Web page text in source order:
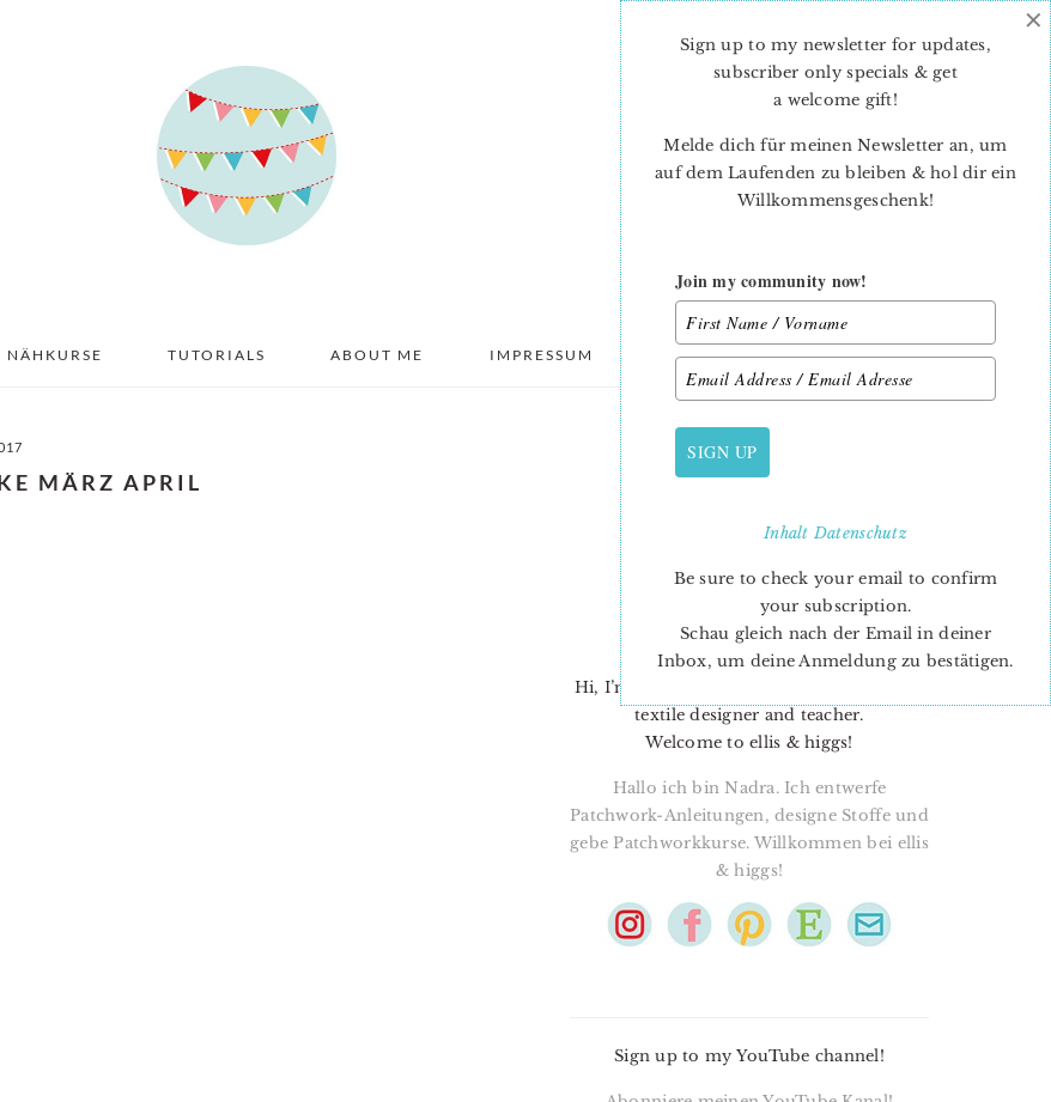
NÄHKURSE TUTORIALS ABOUT ME IMPRESSUM DATENSCHUTZ
MÄRZ APRIL
PRIMARY
SIDEBAR
Hi, I’m Nadra. I’m a quilt pattern designer,
textile designer and teacher.
Welcome to ellis & higgs!
Hallo ich bin Nadra. Ich entwerfe
Patchwork-Anleitungen, designe Stoffe und
gebe Patchworkkurse. Willkommen bei ellis
& higgs!
Sign up to my YouTube channel!
Sign up to my newsletter for updates,
subscriber only specials & get
a welcome gift!
Melde dich für meinen Newsletter an, um
auf dem Laufenden zu bleiben & hol dir ein
Willkommensgeschenk!
Join my community now!
SIGN UP
InhaltDatenschutz
Be sure to check your email to confirm
your subscription.
Schau gleich nach der Email in deiner
Inbox, um deine Anmeldung zu bestätigen.
×